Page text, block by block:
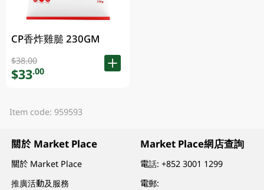
CP香炸雞膇 230GM
$38.00
$33.00
Item code: 959593
關於 Market Place
關於 Market Place
推廣活動及服務
Market Place網店查詢
電話:+852 3001 1299
電郵: